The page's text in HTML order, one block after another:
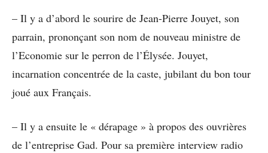
– Il y a d’abord le sourire de Jean-Pierre Jouyet, son
parrain, prononçant son nom de nouveau ministre de
l’Economie sur le perron de l’Élysée. Jouyet,
incarnation concentrée de la caste, jubilant du bon tour
joué aux Français.
– Il y a ensuite le « dérapage » à propos des ouvrières
de l’entreprise Gad. Pour sa première interview radio